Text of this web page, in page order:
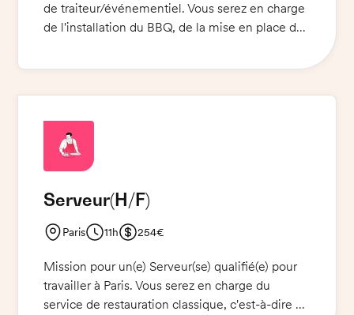
de traiteur/événementiel. Vous serez en charge
de l'installation du BBQ, de la mise en place des
également assurer le rangement et la
pour la mission.
Serveur(H/F)
Paris 11h 254€
Mission pour un(e) Serveur(se) qualifié(e) pour
travailler à Paris. Vous serez en charge du
service de restauration classique, c'est-à-dire du